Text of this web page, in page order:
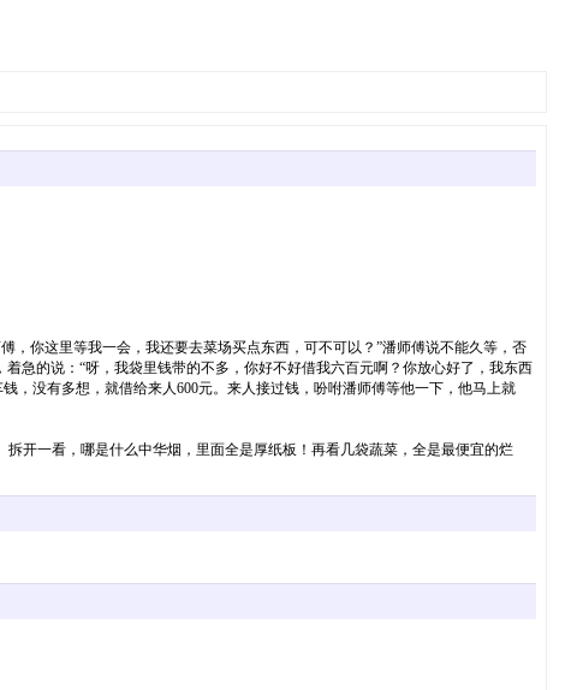
你这里等我一会，我还要去菜场买点东西，可不可以？”潘师傅说不能久等，否
急的说：“呀，我袋里钱带的不多，你好不好借我六百元啊？你放心好了，我东西
，没有多想，就借给来人600元。来人接过钱，吩咐潘师傅等他一下，他马上就
开一看，哪是什么中华烟，里面全是厚纸板！再看几袋蔬菜，全是最便宜的烂